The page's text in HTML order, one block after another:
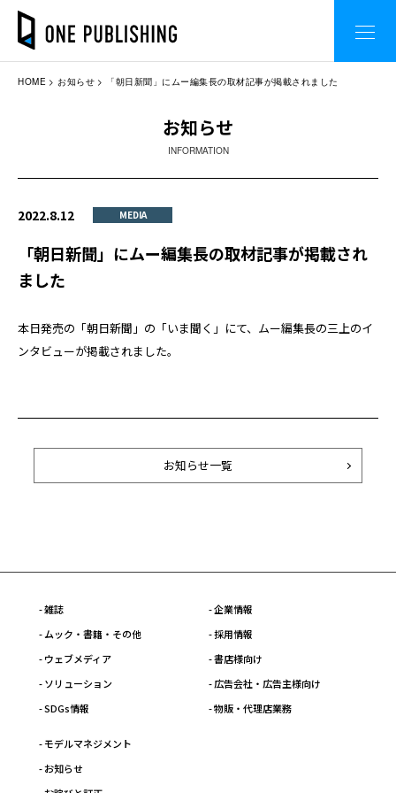
HOME お知らせ 「朝日新聞」にムー編集長の取材記事が掲載されました
お知らせ
INFORMATION
2022.8.12 MEDIA
「朝日新聞」にムー編集長の取材記事が掲載され
ました
本日発売の「朝日新聞」の「いま聞く」にて、ムー編集長の三上のイ
ンタビューが掲載されました。
お知らせ一覧
- 雑誌
- ムック・書籍・その他
- ウェブメディア
- ソリューション
- SDGs情報
- 企業情報
- 採用情報
- 書店様向け
- 広告会社・広告主様向け
- 物販・代理店業務
- モデルマネジメント
- お知らせ